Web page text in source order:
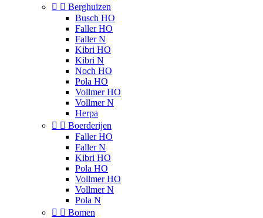
  Berghuizen
Busch HO
Faller HO
Faller N
Kibri HO
Kibri N
Noch HO
Pola HO
Vollmer HO
Vollmer N
Herpa
  Boerderijen
Faller HO
Faller N
Kibri HO
Pola HO
Vollmer HO
Vollmer N
Pola N
  Bomen